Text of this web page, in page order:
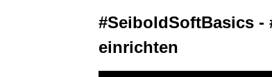
#SeiboldSoftBasics -
einrichten